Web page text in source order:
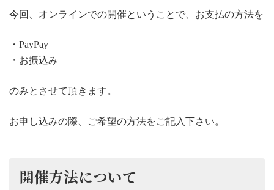
今回、オンラインでの開催ということで、お支払の方法を
・PayPay
・お振込み
のみとさせて頂きます。
お申し込みの際、ご希望の方法をご記入下さい。
開催方法について